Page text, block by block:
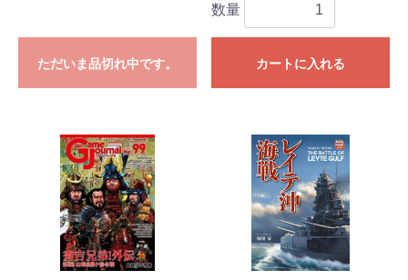
ただいま品切れ中です。
数量
カートに入れる